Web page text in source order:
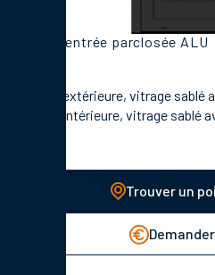
Porte d'entrée parclosée ALU
En face extérieure, vitrage
En face intérieure, vitrage sablé
Trouver un